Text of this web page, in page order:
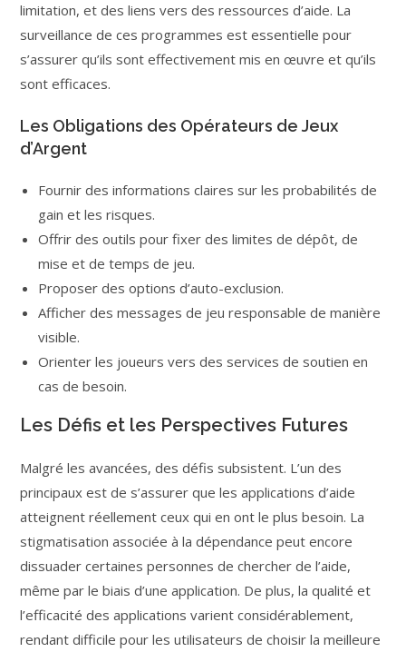
limitation, et des liens vers des ressources d’aide. La
surveillance de ces programmes est essentielle pour
s’assurer qu’ils sont effectivement mis en œuvre et qu’ils
sont efficaces.
Les Obligations des Opérateurs de Jeux
d’Argent
Fournir des informations claires sur les probabilités de
gain et les risques.
Offrir des outils pour fixer des limites de dépôt, de
mise et de temps de jeu.
Proposer des options d’auto-exclusion.
Afficher des messages de jeu responsable de manière
visible.
Orienter les joueurs vers des services de soutien en
cas de besoin.
Les Défis et les Perspectives Futures
Malgré les avancées, des défis subsistent. L’un des
principaux est de s’assurer que les applications d’aide
atteignent réellement ceux qui en ont le plus besoin. La
stigmatisation associée à la dépendance peut encore
dissuader certaines personnes de chercher de l’aide,
même par le biais d’une application. De plus, la qualité et
l’efficacité des applications varient considérablement,
rendant difficile pour les utilisateurs de choisir la meilleure